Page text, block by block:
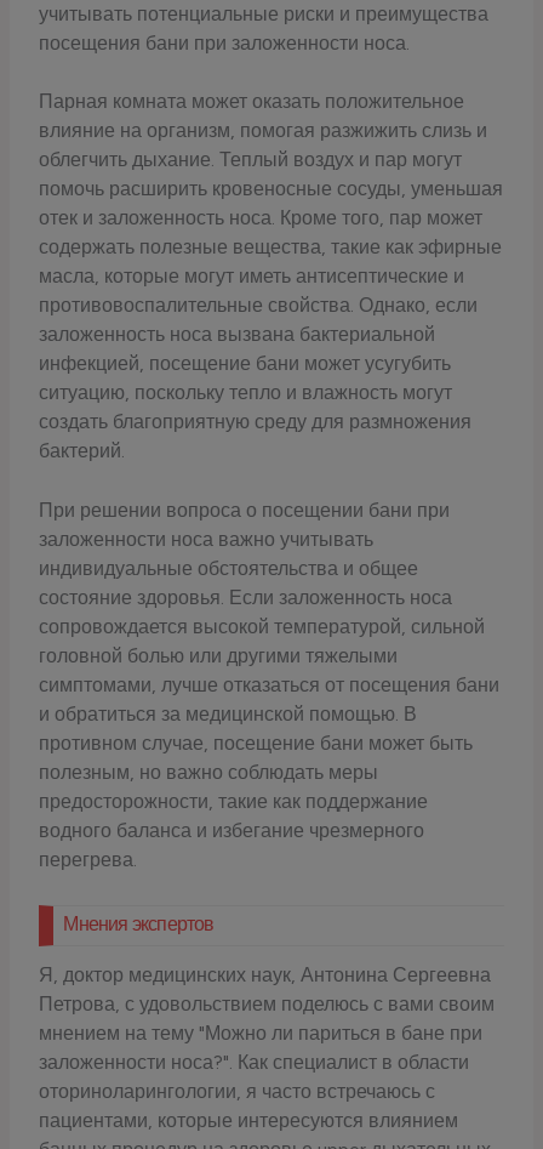
учитывать потенциальные риски и преимущества
посещения бани при заложенности носа.
Парная комната может оказать положительное
влияние на организм, помогая разжижить слизь и
облегчить дыхание. Теплый воздух и пар могут
помочь расширить кровеносные сосуды, уменьшая
отек и заложенность носа. Кроме того, пар может
содержать полезные вещества, такие как эфирные
масла, которые могут иметь антисептические и
противовоспалительные свойства. Однако, если
заложенность носа вызвана бактериальной
инфекцией, посещение бани может усугубить
ситуацию, поскольку тепло и влажность могут
создать благоприятную среду для размножения
бактерий.
При решении вопроса о посещении бани при
заложенности носа важно учитывать
индивидуальные обстоятельства и общее
состояние здоровья. Если заложенность носа
сопровождается высокой температурой, сильной
головной болью или другими тяжелыми
симптомами, лучше отказаться от посещения бани
и обратиться за медицинской помощью. В
противном случае, посещение бани может быть
полезным, но важно соблюдать меры
предосторожности, такие как поддержание
водного баланса и избегание чрезмерного
перегрева.
Мнения экспертов
Я, доктор медицинских наук, Антонина Сергеевна
Петрова, с удовольствием поделюсь с вами своим
мнением на тему "Можно ли париться в бане при
заложенности носа?". Как специалист в области
оториноларингологии, я часто встречаюсь с
пациентами, которые интересуются влиянием